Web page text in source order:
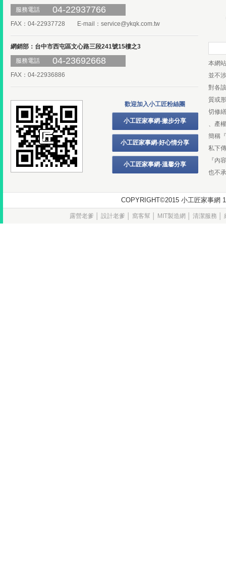
服務電話
04-22937766
FAX：04-22937728 E-mail： service@ykqk.com.tw
網銷部：台中市西屯區文心路三段241號15樓之3
服務電話
04-23692668
FAX：04-22936886
歡迎加入小工匠粉絲團
小工匠家事網-撇步分享
小工匠家事網-好心情分享
小工匠家事網-溫馨分享
本網
並不
對各
質或
切修
、產
簡稱
私下
『內
也不
COPYRIGHT©2015 小工匠家事
露營老爹 設計老爹 窩客幫 MIT製造網 清潔服務